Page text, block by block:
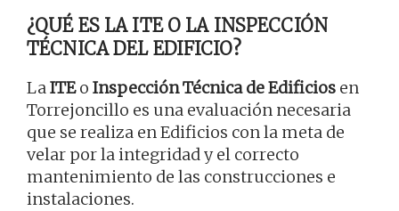
¿QUÉ ES LA ITE O LA INSPECCIÓN
TÉCNICA DEL EDIFICIO?
LaITEo Inspección Técnica de Edificios en
Torrejoncillo es una evaluación necesaria
que se realiza en Edificios con la meta de
velar por la integridad y el correcto
mantenimiento de las construcciones e
instalaciones.